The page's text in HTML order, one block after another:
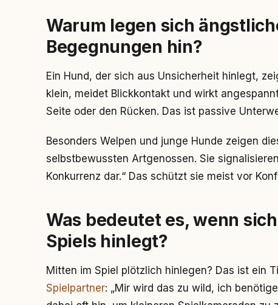
Warum legen sich
Begegnungen hin?
Ein Hund, der sich aus Unsicherheit hinlegt,
klein, meidet Blickkontakt und wirkt
Seite oder den Rücken. Das ist passive
Besonders Welpen und junge Hunde zeigen
selbstbewussten Artgenossen. Sie
Konkurrenz dar.“ Das schützt sie meist vor
Was bedeutet es, wenn
Spiels hinlegt?
Mitten im Spiel plötzlich hinlegen? Das ist ein
Spielpartner: „Mir wird das zu wild, ich